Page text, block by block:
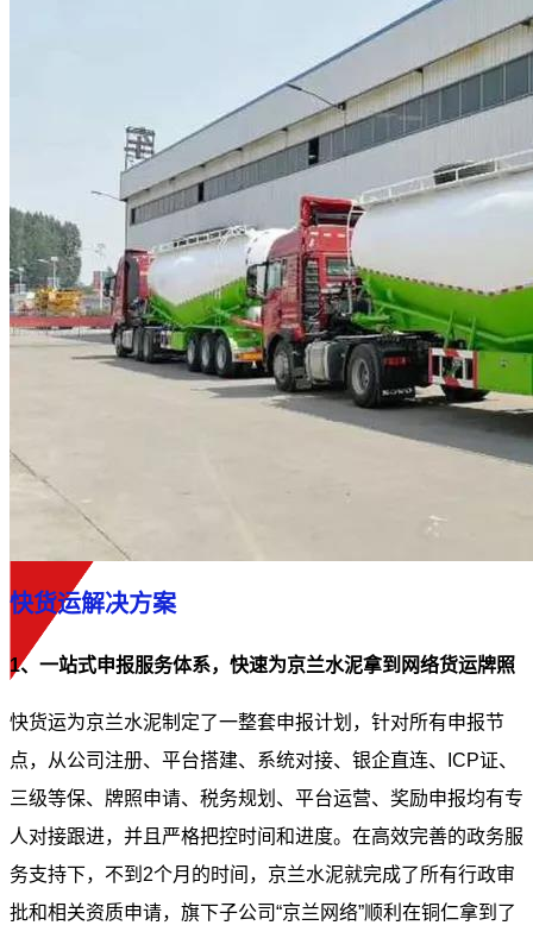
快货运解决方案
1、一站式申报服务体系，快速为京兰水泥拿到网络货运牌照
快货运为京兰水泥制定了一整套申报计划，针对所有申报节
点，从公司注册、平台搭建、系统对接、银企直连、ICP证、
三级等保、牌照申请、税务规划、平台运营、奖励申报均有专
人对接跟进，并且严格把控时间和进度。在高效完善的政务服
务支持下，不到2个月的时间，京兰水泥就完成了所有行政审
批和相关资质申请，旗下子公司“京兰网络”顺利在铜仁拿到了